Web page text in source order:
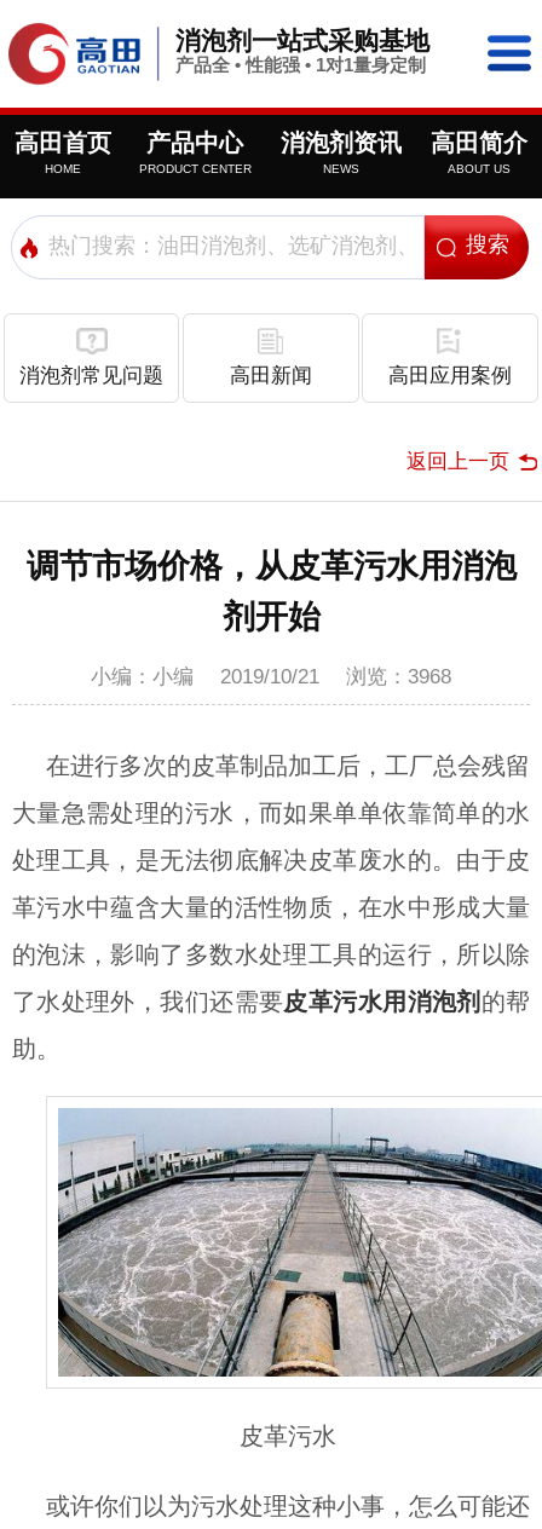
消泡剂一站式采购基地
产品全 • 性能强 • 1对1量身定制
高田首页
HOME
产品中心
PRODUCT CENTER
消泡剂资讯
NEWS
高田简介
ABOUT US
消泡剂常见问题 高田新闻 高田应用案例
返回上一页
调节市场价格，从皮革污水用消泡
剂开始
小编：小编 2019/10/21 浏览： 3968
在进行多次的皮革制品加工后，工厂总会残留
大量急需处理的污水，而如果单单依靠简单的水
处理工具，是无法彻底解决皮革废水的。由于皮
革污水中蕴含大量的活性物质，在水中形成大量
的泡沫，影响了多数水处理工具的运行，所以除
了水处理外，我们还需要皮革污水用消泡剂 的帮
助。
皮革污水
或许你们以为污水处理这种小事，怎么可能还